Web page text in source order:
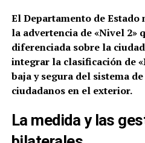
se encuentran
encarceladas,
piel tendrían?
tener un
segregación
legalizado, lo
El Departamento de
la advertencia de «Nivel 2»
diferenciada sobre la
integrar la clasificación de
baja y segura del sistema
ciudadanos en el exterior.
La medida y las